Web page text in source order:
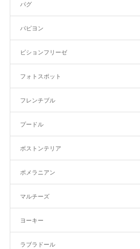
パグ
パピヨン
ビションフリーゼ
フォトスポット
フレンチブル
プードル
ボストンテリア
ポメラニアン
マルチーズ
ヨーキー
ラブラドール